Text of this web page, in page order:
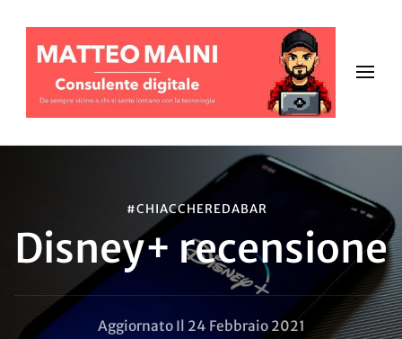
#CHIACCHEREDABAR
Disney+ recensione
Aggiornato Il 24 Febbraio 2021